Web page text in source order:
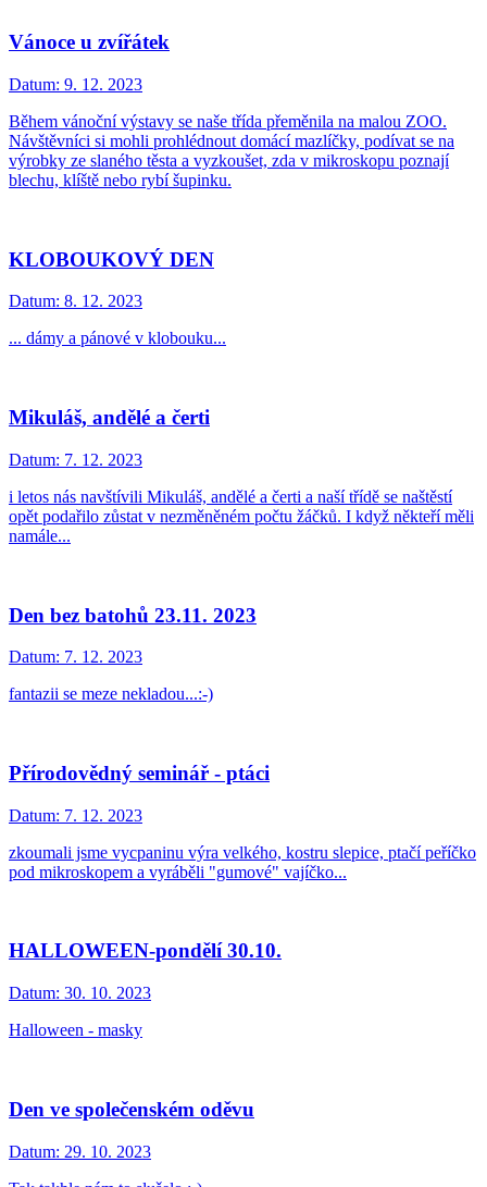
Vánoce u zvířátek
Datum: 9. 12. 2023
Během vánoční výstavy se naše třída přeměnila na malou ZOO.
Návštěvníci si mohli prohlédnout domácí mazlíčky, podívat se na
výrobky ze slaného těsta a vyzkoušet, zda v mikroskopu poznají
blechu, klíště nebo rybí šupinku.
KLOBOUKOVÝ DEN
Datum: 8. 12. 2023
... dámy a pánové v klobouku...
Mikuláš, andělé a čerti
Datum: 7. 12. 2023
i letos nás navštívili Mikuláš, andělé a čerti a naší třídě se naštěstí
opět podařilo zůstat v nezměněném počtu žáčků. I když někteří měli
namále...
Den bez batohů 23.11. 2023
Datum: 7. 12. 2023
fantazii se meze nekladou...:-)
Přírodovědný seminář - ptáci
Datum: 7. 12. 2023
zkoumali jsme vycpaninu výra velkého, kostru slepice, ptačí peříčko
pod mikroskopem a vyráběli "gumové" vajíčko...
HALLOWEEN-pondělí 30.10.
Datum: 30. 10. 2023
Halloween - masky
Den ve společenském oděvu
Datum: 29. 10. 2023